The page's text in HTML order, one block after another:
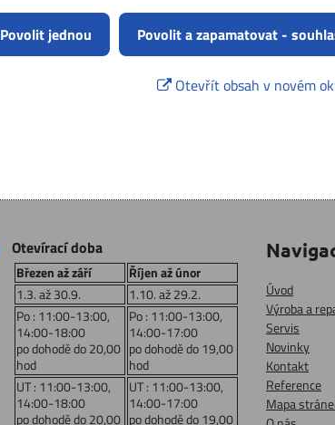
Povolit jednou Povolit a zapamatovat -
Otevřít obsah v novém
Otevírací doba
Březen až září
Říjen až únor
1.3. až 30.9.
1.10. až 29.2.
Po : 11:00-13:00,
14:00-18:00
po dohodě do 20,00
hod
Po : 11:00-13:00,
14:00-17:00
po dohodě do 19,00
hod
UT : 11:00-13:00,
14:00-18:00
po dohodě do 20,00
UT : 11:00-13:00,
14:00-17:00
po dohodě do 19,00
Úvod
Výroba a
Servis
Novinky
Kontakt
Reference
Mapa